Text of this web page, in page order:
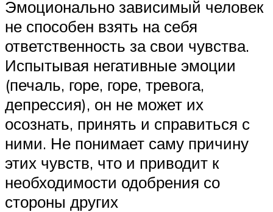
Эмоционально зависимый человек
не способен взять на себя
ответственность за свои чувства.
Испытывая негативные эмоции
(печаль, горе, горе, тревога,
депрессия), он не может их
осознать, принять и справиться с
ними. Не понимает саму причину
этих чувств, что и приводит к
необходимости одобрения со
стороны других